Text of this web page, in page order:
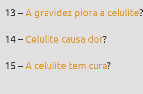
13 – A gravidez piora a celulite?
14 – Celulite causa dor?
15 – A celulite tem cura?